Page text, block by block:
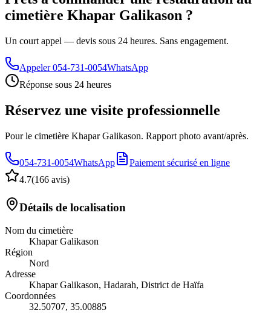
cimetière Khapar Galikason ?
Un court appel — devis sous 24 heures. Sans engagement.
Appeler 054-731-0054WhatsApp
Réponse sous 24 heures
Réservez une visite professionnelle
Pour le cimetière Khapar Galikason. Rapport photo avant/après.
054-731-0054WhatsApp
Paiement sécurisé en ligne
4.7(166 avis)
Détails de localisation
Nom du cimetière
Khapar Galikason
Région
Nord
Adresse
Khapar Galikason, Hadarah, District de Haïfa
Coordonnées
32.50707, 35.00885